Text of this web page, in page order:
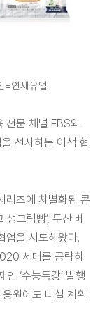
=연세유업
문 채널 EBS와
선사하는 이색 협
리즈에 차별화된 콘
크림빵’, 두산 베
업을 시도해왔다.
세대를 공략하
‘수능특강’ 발행
원에도 나설 계획